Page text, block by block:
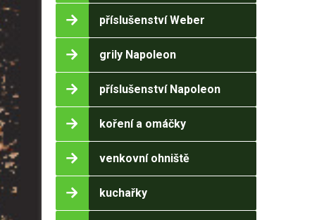
příslušenství Weber
grily Napoleon
příslušenství Napoleon
koření a omáčky
venkovní ohniště
kuchařky